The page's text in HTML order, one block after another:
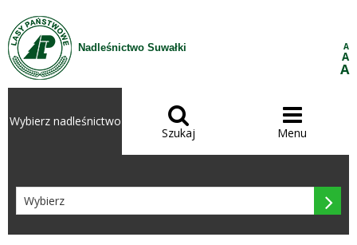
Przejdź do treści
Nadleśnictwo Suwałki A
A
A
Wybierz nadleśnictwo 
Szukaj

Menu
